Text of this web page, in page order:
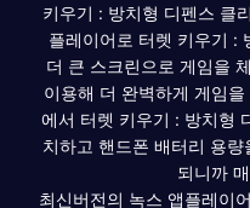
키우기 : 방치형 디펜스 클
플레이어로 터렛 키우기 :
더 큰 스크린으로 게임을
이용해 더 완벽하게 게임
에서 터렛 키우기 : 방치형
치하고 핸드폰 배터리 용
되니까
최신버전의 녹스 앱플레이